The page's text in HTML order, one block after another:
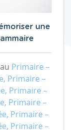
une
Primaire –
Primaire –
Primaire –
Primaire –
Primaire –
Primaire –